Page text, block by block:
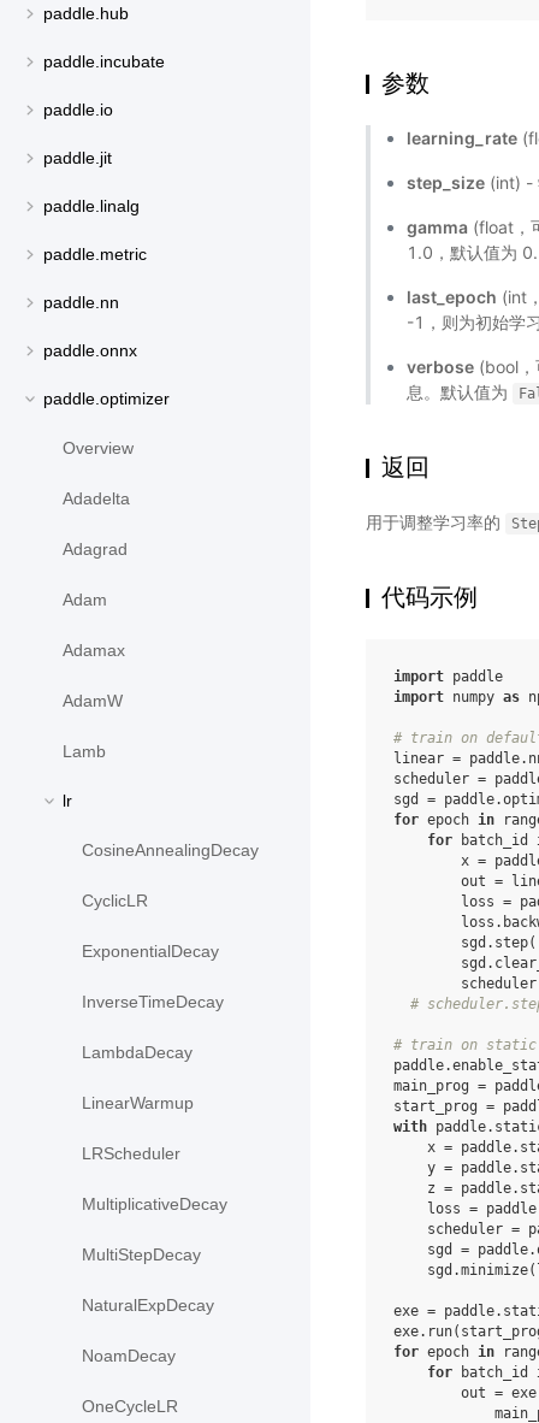
paddle.hub
paddle.incubate
paddle.io
paddle.jit
paddle.linalg
paddle.metric
paddle.nn
paddle.onnx
paddle.optimizer
Overview
Adadelta
Adagrad
Adam
Adamax
AdamW
Lamb
lr
CosineAnnealingDecay
CyclicLR
ExponentialDecay
InverseTimeDecay
LambdaDecay
LinearWarmup
LRScheduler
MultiplicativeDecay
MultiStepDecay
NaturalExpDecay
NoamDecay
OneCycleLR
参数
learning_rate
step_size (int) -
gamma (float，
1.0，默认值为
last_epoch (int
-1，则为初始学
verbose (bool
息。默认值为
返回
用于调整学习率的
代码示例
import paddle
import numpy as
# train on default
linear = paddle.
scheduler =
sgd
= paddle.
for epoch in
for
batch_id
x =
out =
loss =
loss .
sgd . step
sgd .
scheduler
#
# train on static
paddle.
main_prog =
start_prog =
with paddle.
x = paddle.
y = paddle.
z = paddle.
loss = paddle
scheduler =
sgd
= paddle.
sgd .minimize(
exe = paddle.
exe. run(
for epoch in
for
batch_id
out = exe